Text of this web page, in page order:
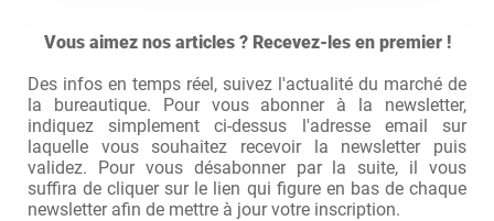
Vous aimez nos articles ? Recevez-les en premier !
Des infos en temps réel, suivez l'actualité du marché de
la bureautique. Pour vous abonner à la newsletter,
indiquez simplement ci-dessus l'adresse email sur
laquelle vous souhaitez recevoir la newsletter puis
validez. Pour vous désabonner par la suite, il vous
suffira de cliquer sur le lien qui figure en bas de chaque
newsletter afin de mettre à jour votre inscription.